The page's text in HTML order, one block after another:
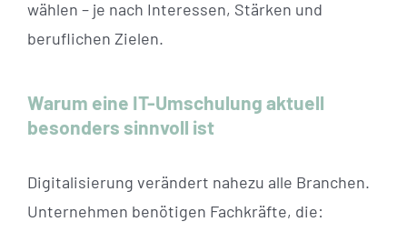
wählen – je nach Interessen, Stärken und
beruflichen Zielen.
Warum eine IT-Umschulung aktuell
besonders sinnvoll ist
Digitalisierung verändert nahezu alle Branchen.
Unternehmen benötigen Fachkräfte, die: